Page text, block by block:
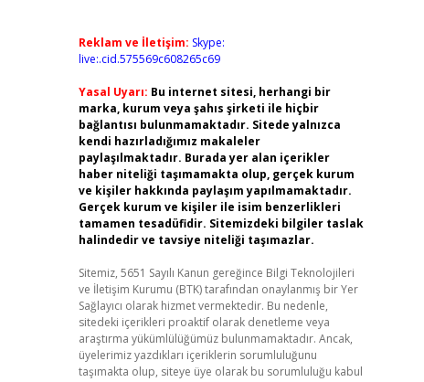
Reklam ve İletişim: Skype:
live:.cid.575569c608265c69
Yasal Uyarı: Bu internet sitesi, herhangi bir
marka, kurum veya şahıs şirketi ile hiçbir
bağlantısı bulunmamaktadır. Sitede yalnızca
kendi hazırladığımız makaleler
paylaşılmaktadır. Burada yer alan içerikler
haber niteliği taşımamakta olup, gerçek kurum
ve kişiler hakkında paylaşım yapılmamaktadır.
Gerçek kurum ve kişiler ile isim benzerlikleri
tamamen tesadüfidir. Sitemizdeki bilgiler taslak
halindedir ve tavsiye niteliği taşımazlar.
Sitemiz, 5651 Sayılı Kanun gereğince Bilgi Teknolojileri
ve İletişim Kurumu (BTK) tarafından onaylanmış bir Yer
Sağlayıcı olarak hizmet vermektedir. Bu nedenle,
sitedeki içerikleri proaktif olarak denetleme veya
araştırma yükümlülüğümüz bulunmamaktadır. Ancak,
üyelerimiz yazdıkları içeriklerin sorumluluğunu
taşımakta olup, siteye üye olarak bu sorumluluğu kabul